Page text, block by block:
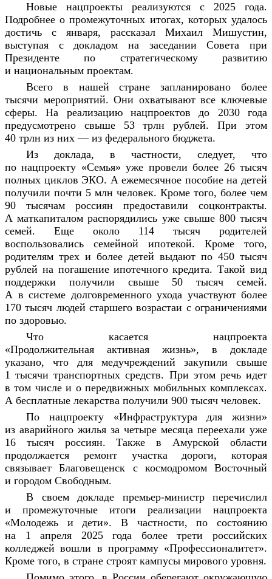
Новые нацпроекты реализуются с 2025 года.
Подробнее о промежуточных итогах, которых удалось
достичь с января, рассказал Михаил Мишустин,
выступая с докладом на заседании Совета при
Президенте по стратегическому развитию
и национальным проектам.
Всего в нашей стране запланировано более
тысячи мероприятий. Они охватывают все ключевые
сферы. На реализацию нацпроектов до 2030 года
предусмотрено свыше 53 трлн рублей. При этом
40 трлн из них — из федерального бюджета.
Из доклада, в частности, следует, что
по нацпроекту «Семья» уже провели более 26 тысяч
полных циклов ЭКО. А ежемесячное пособие на детей
получили почти 5 млн человек. Кроме того, более чем
90 тысячам россиян предоставили соцконтракты.
А маткапиталом распорядились уже свыше 800 тысяч
семей. Еще около 114 тысяч родителей
воспользовались семейной ипотекой. Кроме того,
родителям трех и более детей выдают по 450 тысяч
рублей на погашение ипотечного кредита. Такой вид
поддержки получили свыше 50 тысяч семей.
А в системе долговременного ухода участвуют более
170 тысяч людей старшего возрастаи с ограничениями
по здоровью.
Что касается нацпроекта
«Продолжительная активная жизнь», в докладе
указано, что для медучреждений закупили свыше
1 тысячи транспортных средств. При этом речь идет
в том числе и о передвижных мобильных комплексах.
А бесплатные лекарства получили 900 тысяч человек.
По нацпроекту «Инфраструктура для жизни»
из аварийного жилья за четыре месяца переехали уже
16 тысяч россиян. Также в Амурской области
продолжается ремонт участка дороги, которая
связывает Благовещенск с космодромомВосточный
и городом Свободным.
В своем докладе премьер-министр перечислил
и промежуточные итоги реализации нацпроекта
«Молодежь и дети». В частности, по состоянию
на 1 апреля 2025 года более трети российских
колледжей вошли в программу «Профессионалитет».
Кроме того, в стране строят кампусы мирового уровня.